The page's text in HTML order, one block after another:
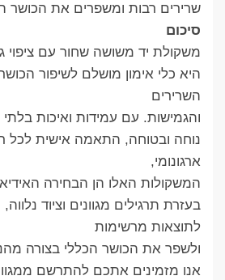
שרירים רבות ומשפרים את הכושר
סיכום
היא כלי אימון מושלם לשיפור
השרירים
והגמישות. עם עמידות ואיכות
נוחה ובטוחה, התאמה אישית לכל
ארגונומי,
המשקולות האלו הן הבחירה
בעזרת תרגילים מגוונים וציוד
לתוצאות מרשימות
ולשפר את הכושר הכללי בצורה
אנו מזמינים אתכם להתרשם